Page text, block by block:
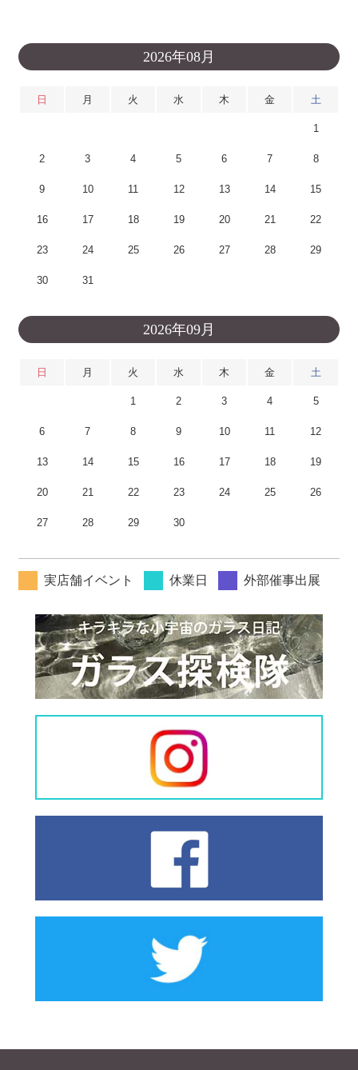
2026年08月
日 月 火 水 木 金 土
1
2 3 4 5 6 7 8
9 10 11 12 13 14 15
16 17 18 19 20 21 22
23 24 25 26 27 28 29
30 31
2026年09月
日 月 火 水 木 金 土
1 2 3 4 5
6 7 8 9 10 11 12
13 14 15 16 17 18 19
20 21 22 23 24 25 26
27 28 29 30
実店舗イベント 休業日 外部催事出展